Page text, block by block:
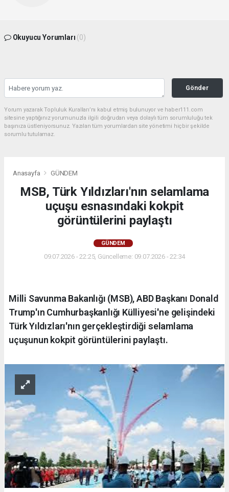
Okuyucu Yorumları (0)
Gönder
Yorum yazarak Topluluk Kuralları’nı kabul etmiş bulunuyor ve haber111.com
sitesine yaptığınız yorumunuzla ilgili doğrudan veya dolaylı tüm sorumluluğu tek
başınıza üstleniyorsunuz. Yazılan tüm yorumlardan site yönetimi hiçbir şekilde
sorumlu tutulamaz.
Anasayfa GÜNDEM
MSB, Türk Yıldızları'nın selamlama
uçuşu esnasındaki kokpit
görüntülerini paylaştı
GÜNDEM
09.07.2026 - 22:25, Güncelleme: 09.07.2026 - 22:34
Milli Savunma Bakanlığı (MSB), ABD Başkanı Donald
Trump'ın Cumhurbaşkanlığı Külliyesi'ne gelişindeki
Türk Yıldızları'nın gerçekleştirdiği selamlama
uçuşunun kokpit görüntülerini paylaştı.